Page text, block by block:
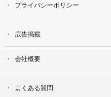
プライバシーポリシー
広告掲載
会社概要
よくある質問